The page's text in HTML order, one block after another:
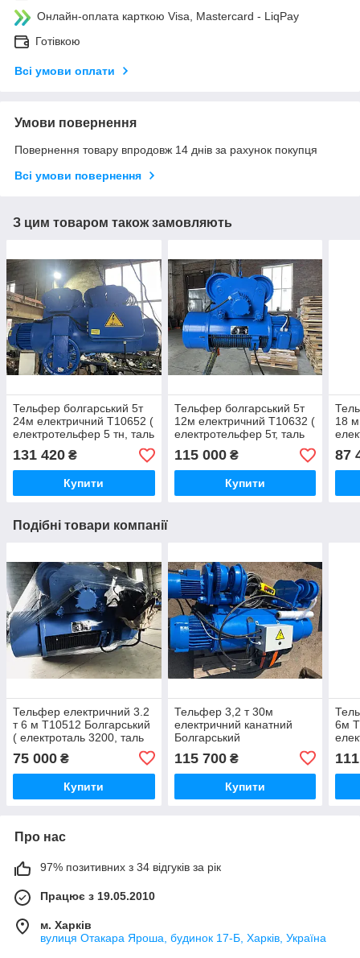
Онлайн-оплата карткою Visa, Mastercard - LiqPay
Готівкою
Всі умови оплати
Умови повернення
Повернення товару впродовж 14 днів за рахунок покупця
Всі умови повернення
З цим товаром також замовляють
Тельфер болгарський 5т
24м електричний Т10652 (
електротельфер 5 тн, таль
електрична 5тонн,
тельфер канатний 5 т)
131 420 ₴
Купити
Тельфер болгарський 5т
12м електричний Т10632 (
електротельфер 5т, таль
електрична 5 тонн,
тельфер 5т)
115 000₴
Купити
18
87
Подібні товари компанії
Тельфер електричний 3.2
т 6 м Т10512 Болгарський
( електроталь 3200, таль
електротельфер 3 тонни)
75 000 ₴
Купити
Тельфер 3,2 т 30м
електричний канатний
Болгарський
електроталь 3200, таль
електрична 3 тн
115 700₴
Купити
6м
Про нас
97% позитивних з 34 відгуків за рік
Працює з 19.05.2010
м. Харків
вулиця Отакара Яроша, будинок 17-Б, Харків, Україна